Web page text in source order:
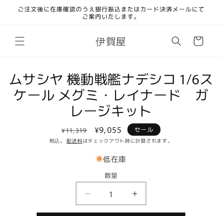
ンツに
ご注文後に在庫確認のうえ銀行振込またはカード決済メールにて
ご案内いたします。
伊賀屋
ー
商品情
報にス
キップ
ムサシヤ 機動戦艦ナデシコ 1/6ス
ケール メグミ・レイナード ガ
レージキット
通
常
¥11,319
セ
ー
ル
価
¥9,055 セール
税込。配送料はチェックアウト時に計算されます。
低在庫
数
量
数量
サ
ム
サ